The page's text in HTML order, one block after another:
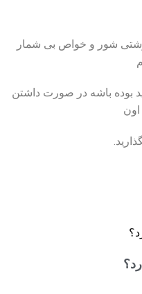
شور و خواص بی شمار
بوده باشه در صورت داشتن